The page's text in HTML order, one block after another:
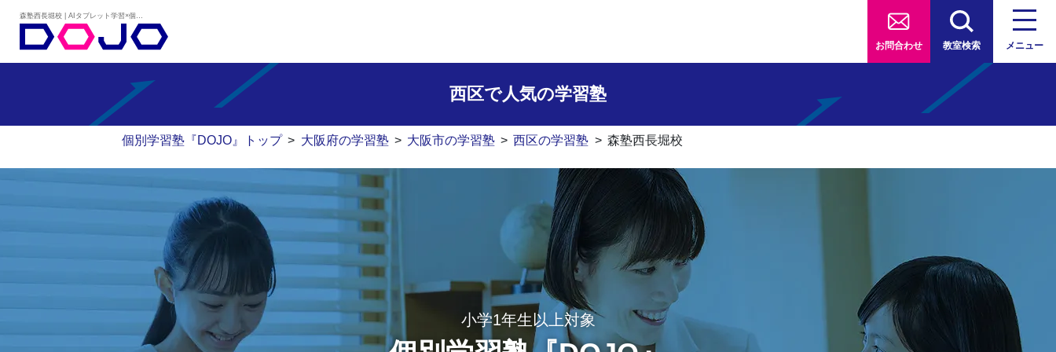
お問合わせ 教室検索 メニュー
西区で人気の学習塾
個別学習塾『DOJO』トップ > 大阪府の学習塾 > 大阪市の学習塾 > 西区の学習塾 > 森塾西長堀校
小学1年生以上対象